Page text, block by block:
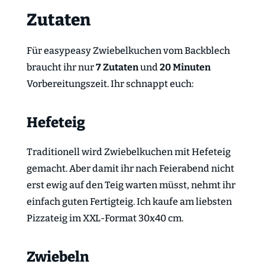
Zutaten
Für easypeasy Zwiebelkuchen vom Backblech
braucht ihr nur7 Zutatenund20 Minuten
Vorbereitungszeit. Ihr schnappt euch:
Hefeteig
Traditionell wird Zwiebelkuchen mit Hefeteig
gemacht. Aber damit ihr nach Feierabend nicht
erst ewig auf den Teig warten müsst, nehmt ihr
einfach guten Fertigteig. Ich kaufe am liebsten
Pizzateig im XXL-Format 30x40 cm.
Zwiebeln